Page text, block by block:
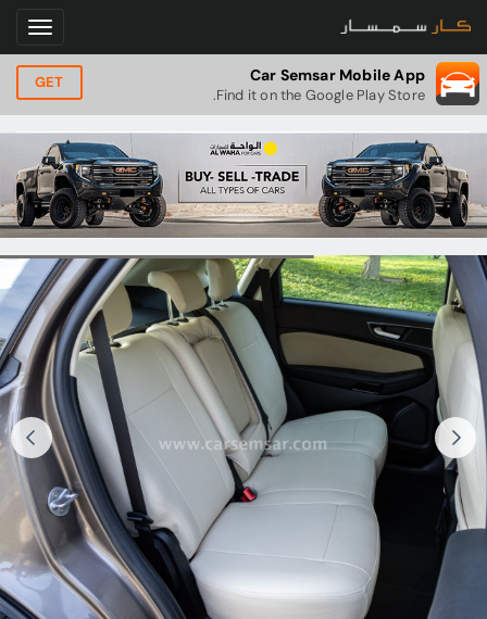
Car Semsar Mobile App
Find it on the Google Play Store.
GET